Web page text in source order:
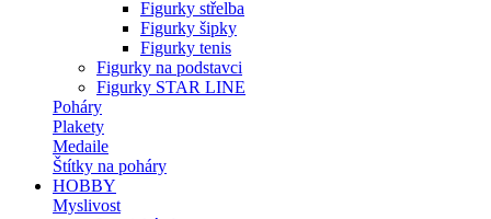
Figurky střelba
Figurky šipky
Figurky tenis
Figurky na podstavci
Figurky STAR LINE
Poháry
Plakety
Medaile
Štítky na poháry
HOBBY
Myslivost